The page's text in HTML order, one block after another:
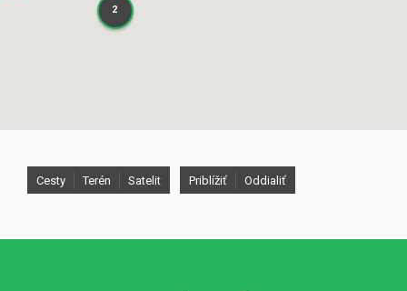
22
Cesty Terén Satelit Priblížiť Oddialiť